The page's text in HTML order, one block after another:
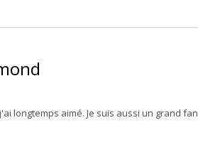
longtemps aimé. Je suis aussi un grand fan